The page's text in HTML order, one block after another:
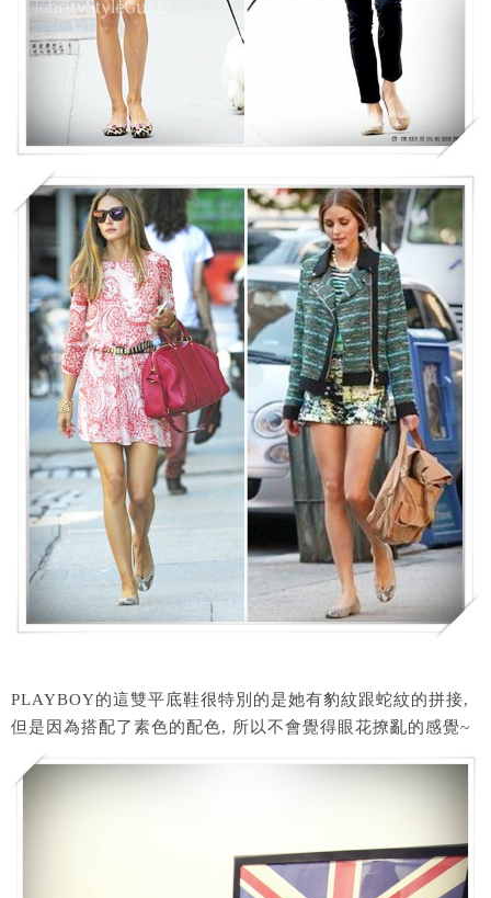
PLAYBOY的這雙平底鞋很特別的是她有豹紋跟蛇紋的拼接,
但是因為搭配了素色的配色, 所以不會覺得眼花撩亂的感覺~